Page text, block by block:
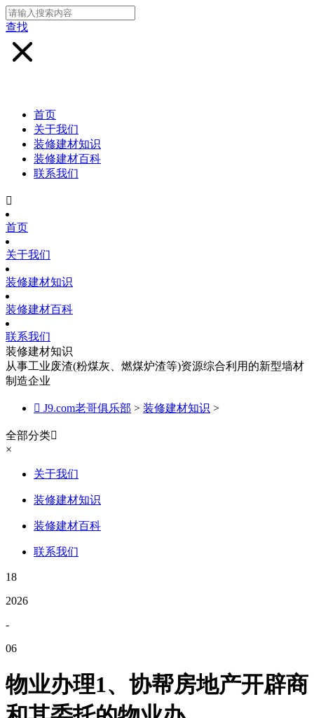
查找
首页
关于我们
装修建材知识
装修建材百科
联系我们

首页
关于我们
装修建材知识
装修建材百科
联系我们
装修建材知识
从事工业废渣(粉煤灰、燃煤炉渣等)资源综合利用的新型墙材
制造企业
 J9.com老哥俱乐部 > 装修建材知识 >
全部分类
×
关于我们
装修建材知识
装修建材百科
联系我们
18
2026
-
06
物业办理1、协帮房地产开辟商